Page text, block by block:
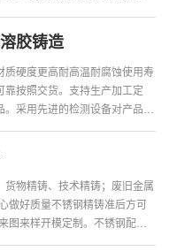
胶铸造
硬度更高耐高温耐腐蚀使用寿
按照交货。支持生产加工定
采用先进的检测设备对产品尺
物精铸、技术精铸；废旧金属
做好质量不锈钢精铸准后方可
来样开模定制。不锈钢配件